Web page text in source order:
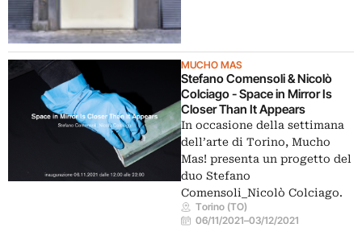
MUCHO MAS
Stefano Comensoli & Nicolò
Colciago - Space in Mirror Is
Closer Than It Appears
In occasione della settimana
dell’arte di Torino, Mucho
Mas! presenta un progetto del
duo Stefano
Comensoli_Nicolò Colciago.
Torino (TO)
06/11/2021–03/12/2021